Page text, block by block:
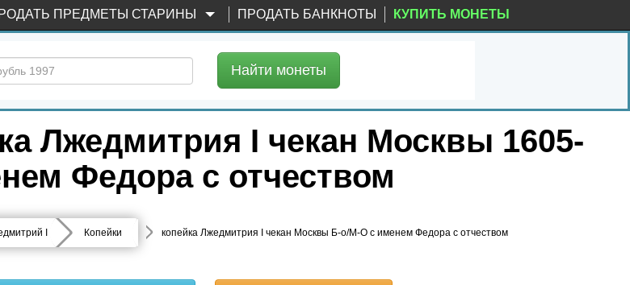
ПРЕДМЕТЫ СТАРИНЫ ПРОДАТЬ БАНКНОТЫ КУПИТЬ МОНЕТЫ
Найти монеты
Лжедмитрия I чекан Москвы 1605-
Федора с отчеством
I Копейки копейка Лжедмитрия I чекан Москвы Б-о/М-О с именем Федора с отчеством